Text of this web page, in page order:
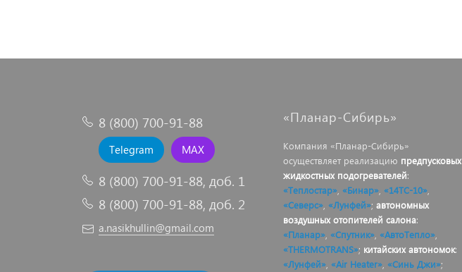
8 (800) 700-91-88
Telegram MAX
8 (800) 700-91-88, доб. 1
8 (800) 700-91-88, доб. 2
a.nasikhullin@gmail.com
«Планар-Сибирь»
Компания «Планар-Сибирь»
осуществляет реализацию предпусковых
жидкостных подогревателей:
«Теплостар» «Бинар» «14ТС-10»
«Северс» «Лунфей»; автономных
воздушных отопителей салона:
«Планар» «Спутник» «АвтоТепло»
«THERMOTRANS»; китайских автономок:
«Лунфей» «Air Heater» «Синь Джи»;